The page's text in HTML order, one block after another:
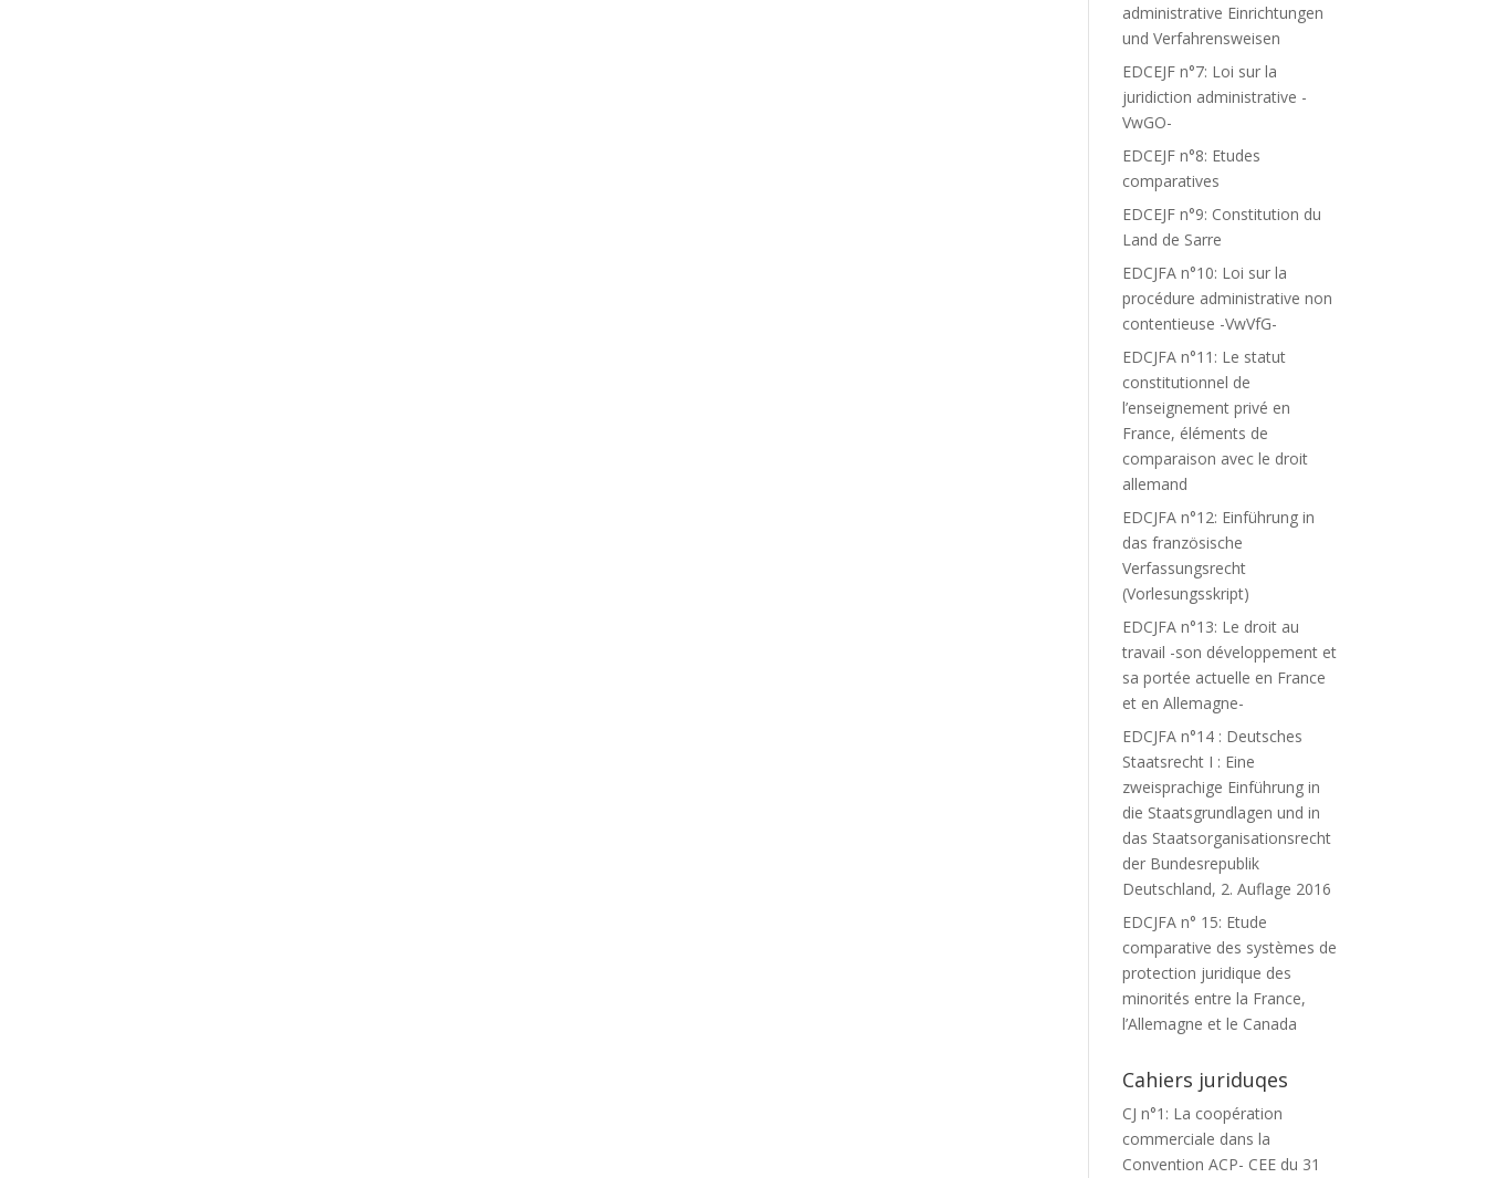
administrative Einrichtungen
und Verfahrensweisen
EDCEJF n°7: Loi sur la
juridiction administrative -
VwGO-
EDCEJF n°8: Etudes
comparatives
EDCEJF n°9: Constitution du
Land de Sarre
EDCJFA n°10: Loi sur la
procédure administrative non
contentieuse -VwVfG-
EDCJFA n°11: Le statut
constitutionnel de
l’enseignement privé en
France, éléments de
comparaison avec le droit
allemand
EDCJFA n°12: Einführung in
das französische
Verfassungsrecht
(Vorlesungsskript)
EDCJFA n°13: Le droit au
travail -son développement et
sa portée actuelle en France
et en Allemagne-
EDCJFA n°14 : Deutsches
Staatsrecht I : Eine
zweisprachige Einführung in
die Staatsgrundlagen und in
das Staatsorganisationsrecht
der Bundesrepublik
Deutschland, 2. Auflage 2016
EDCJFA n° 15: Etude
comparative des systèmes de
protection juridique des
minorités entre la France,
l’Allemagne et le Canada
Cahiers juriduqes
CJ n°1: La coopération
commerciale dans la
Convention ACP- CEE du 31